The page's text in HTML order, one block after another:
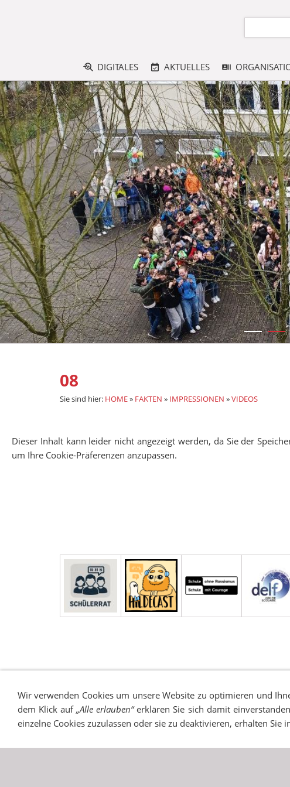
DIGITALES AKTUELLES
08
Sie sind hier: HOME» FAKTEN » IMPRESSIONEN »VIDEOS
Dieser Inhalt kann leider nicht angezeigt werden, da Sie der
um Ihre Cookie-Präferenzen anzupassen.
©
Wir verwenden Cookies um unsere Website zu optimieren und
dem Klick auf„Alle erlauben“erklären Sie sich damit
einzelne Cookies zuzulassen oder sie zu deaktivieren, erhalten Sie